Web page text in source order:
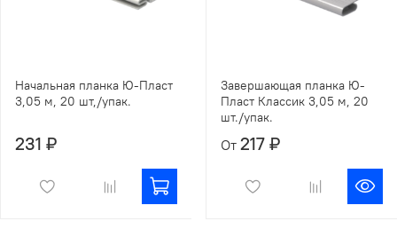
Начальная планка Ю-Пласт
3,05 м, 20 шт,/упак.
231 ₽
Завершающая планка Ю-
Пласт Классик 3,05 м, 20
шт./упак.
От 217 ₽